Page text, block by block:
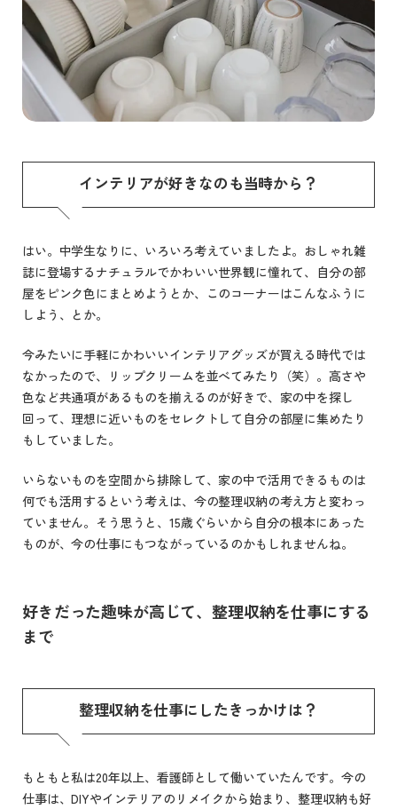
インテリアが好きなのも当時から？
はい。中学生なりに、いろいろ考えていましたよ。おしゃれ雑
誌に登場するナチュラルでかわいい世界観に憧れて、自分の部
屋をピンク色にまとめようとか、このコーナーはこんなふうに
しよう、とか。
今みたいに手軽にかわいいインテリアグッズが買える時代では
なかったので、リップクリームを並べてみたり（笑）。高さや
色など共通項があるものを揃えるのが好きで、家の中を探し
回って、理想に近いものをセレクトして自分の部屋に集めたり
もしていました。
いらないものを空間から排除して、家の中で活用できるものは
何でも活用するという考えは、今の整理収納の考え方と変わっ
ていません。そう思うと、15歳ぐらいから自分の根本にあった
ものが、今の仕事にもつながっているのかもしれませんね。
好きだった趣味が高じて、整理収納を仕事にする
まで
整理収納を仕事にしたきっかけは？
もともと私は20年以上、看護師として働いていたんです。今の
仕事は、DIYやインテリアのリメイクから始まり、整理収納も好